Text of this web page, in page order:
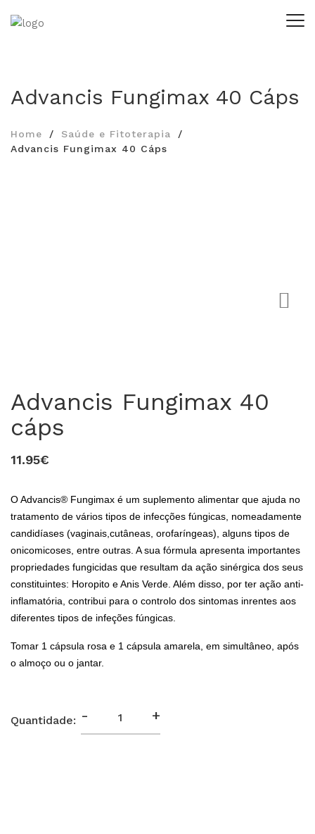
Advancis Fungimax 40 Cáps
Home
Saúde e Fitoterapia
Advancis Fungimax 40 Cáps
Advancis Fungimax 40
cáps
11.95€
O Advancis® Fungimax é um suplemento alimentar que ajuda no
tratamento de vários tipos de infecções fúngicas, nomeadamente
candidíases (vaginais,cutâneas, orofaríngeas), alguns tipos de
onicomicoses, entre outras. A sua fórmula apresenta importantes
propriedades fungicidas que resultam da ação sinérgica dos seus
constituintes: Horopito e Anis Verde. Além disso, por ter ação anti-
inflamatória, contribui para o controlo dos sintomas inrentes aos
diferentes tipos de infeções fúngicas.
Tomar 1 cápsula rosa e 1 cápsula amarela, em simultâneo, após
o almoço ou o jantar.
Quantidade: - +